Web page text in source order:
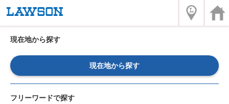
現在地から探す
現在地から探す
フリーワードで探す